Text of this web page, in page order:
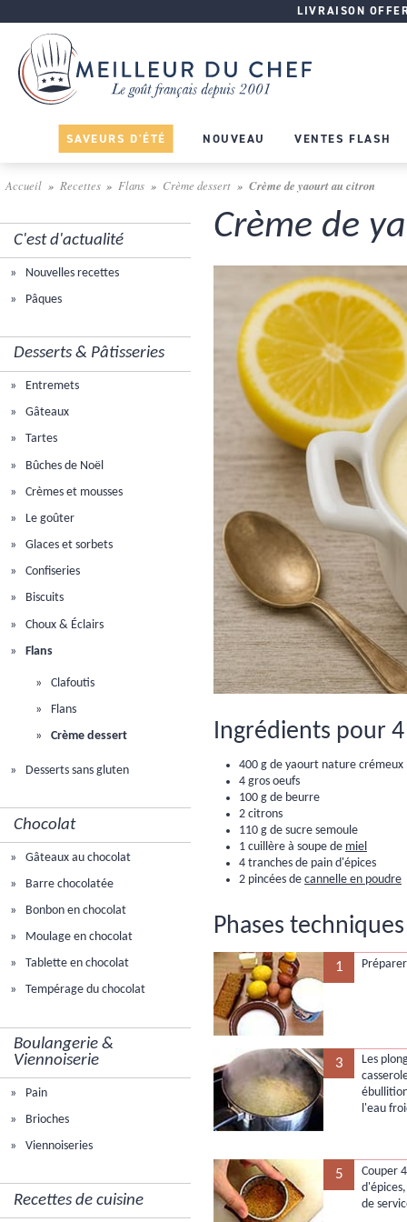
LIVRAISON
SAVEURS D'ÉTÉ NOUVEAU VENTES FLASH
Accueil Recettes Flans Crème dessert Crème de yaourt au citron
C'est d'actualité
Nouvelles recettes
Pâques
Desserts & Pâtisseries
Entremets
Gâteaux
Tartes
Bûches de Noël
Crèmes et mousses
Le goûter
Glaces et sorbets
Confiseries
Biscuits
Choux & Éclairs
Flans
Clafoutis
Flans
Crème dessert
Desserts sans gluten
Chocolat
Gâteaux au chocolat
Barre chocolatée
Bonbon en chocolat
Moulage en chocolat
Tablette en chocolat
Tempérage du chocolat
Boulangerie &
Viennoiserie
Pain
Brioches
Viennoiseries
Recettes de cuisine
Crème de
Ingrédients pour
400 g de yaourt nature crémeux
4 gros oeufs
100 g de beurre
2 citrons
110 g de sucre semoule
1 cuillère à soupe de miel
4 tranches de pain d'épices
2 pincées de cannelle en poudre
Phases
1
3
Les
l'eau
5
Couper
de